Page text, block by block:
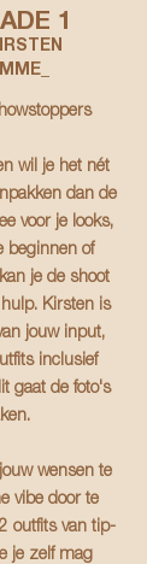
1
wil je het nét
dan de
voor je looks,
beginnen of
je de shoot
Kirsten is
jouw input,
inclusief
gaat de foto's
wensen te
vibe door te
outfits van tip-
je zelf mag